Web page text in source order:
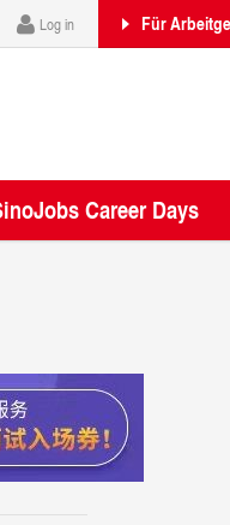
Career Days
Für
Log in